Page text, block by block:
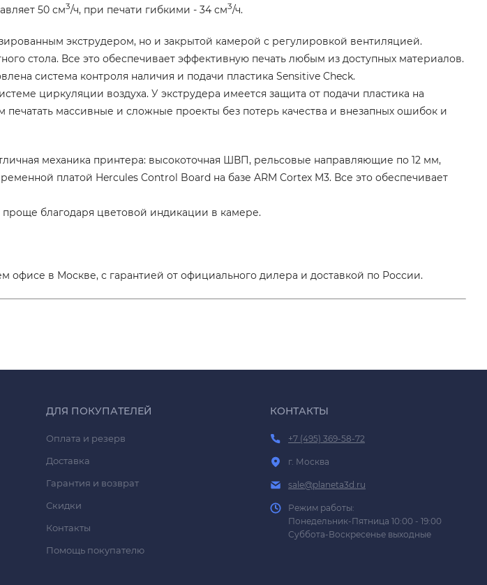
50 см3/ч, при печати гибкими - 34 см3/ч.
экструдером, но и закрытой камерой с регулировкой вентиляцией.
стола. Все это обеспечивает эффективную печать любым из доступных материалов.
система контроля наличия и подачи пластика Sensitive Check.
циркуляции воздуха. У экструдера имеется защита от подачи пластика на
печатать массивные и сложные проекты без потерь качества и внезапных ошибок и
механика принтера: высокоточная ШВП, рельсовые направляющие по 12 мм,
платой Hercules Control Board на базе ARM Cortex M3. Все это обеспечивает
благодаря цветовой индикации в камере.
офисе в Москве, с гарантией от официального дилера и доставкой по России.
ДЛЯ ПОКУПАТЕЛЕЙ
Оплата и резерв
Доставка
Гарантия и возврат
Скидки
Контакты
Помощь покупателю
КОНТАКТЫ
+7 (495) 369-58-72
г. Москва
sale@planeta3d.ru
Режим работы:
Понедельник-Пятница 10:00 - 19:00
Суббота-Воскресенье выходные